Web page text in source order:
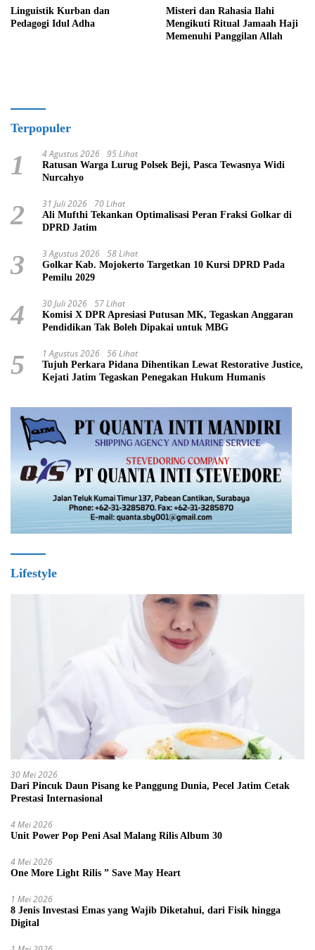
Linguistik Kurban dan
Pedagogi Idul Adha
Misteri dan Rahasia Ilahi
Mengikuti Ritual Jamaah Haji
Memenuhi Panggilan Allah
Terpopuler
1 4 Agustus 2026 95 Lihat
Ratusan Warga Lurug Polsek Beji, Pasca Tewasnya Widi
Nurcahyo
2 31 Juli 2026 70 Lihat
Ali Mufthi Tekankan Optimalisasi Peran Fraksi Golkar di
DPRD Jatim
3 3 Agustus 2026 58 Lihat
Golkar Kab. Mojokerto Targetkan 10 Kursi DPRD Pada
Pemilu 2029
4 30 Juli 2026 57 Lihat
Komisi X DPR Apresiasi Putusan MK, Tegaskan Anggaran
Pendidikan Tak Boleh Dipakai untuk MBG
5 1 Agustus 2026 56 Lihat
Tujuh Perkara Pidana Dihentikan Lewat Restorative Justice,
Kejati Jatim Tegaskan Penegakan Hukum Humanis
Lifestyle
30 Mei 2026
Dari Pincuk Daun Pisang ke Panggung Dunia, Pecel Jatim Cetak
Prestasi Internasional
4 Mei 2026
Unit Power Pop Peni Asal Malang Rilis Album 30
4 Mei 2026
One More Light Rilis ” Save May Heart
1 Mei 2026
8 Jenis Investasi Emas yang Wajib Diketahui, dari Fisik hingga
Digital